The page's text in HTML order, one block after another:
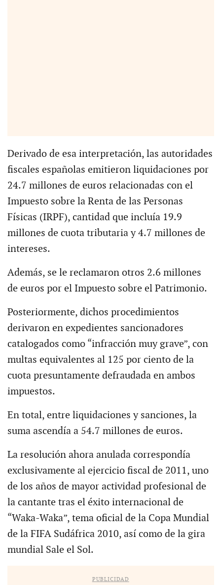
Derivado de esa interpretación, las autoridades
fiscales españolas emitieron liquidaciones por
24.7 millones de euros relacionadas con el
Impuesto sobre la Renta de las Personas
Físicas (IRPF), cantidad que incluía 19.9
millones de cuota tributaria y 4.7 millones de
intereses.
Además, se le reclamaron otros 2.6 millones
de euros por el Impuesto sobre el Patrimonio.
Posteriormente, dichos procedimientos
derivaron en expedientes sancionadores
catalogados como “infracción muy grave”, con
multas equivalentes al 125 por ciento de la
cuota presuntamente defraudada en ambos
impuestos.
En total, entre liquidaciones y sanciones, la
suma ascendía a 54.7 millones de euros.
La resolución ahora anulada correspondía
exclusivamente al ejercicio fiscal de 2011, uno
de los años de mayor actividad profesional de
la cantante tras el éxito internacional de
“Waka-Waka”, tema oficial de la Copa Mundial
de la FIFA Sudáfrica 2010, así como de la gira
mundial Sale el Sol.
PUBLICIDAD